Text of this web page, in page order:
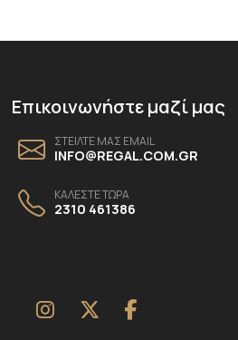
Επικοινωνήστε μαζί μας
ΣΤΕΙΛΤΕ ΜΑΣ EMAIL
INFO@REGAL.COM.GR
ΚΑΛΕΣΤΕ ΤΩΡΑ
2310 461386